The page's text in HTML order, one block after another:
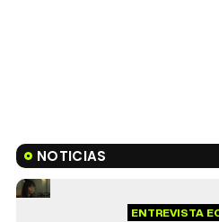
NOTICIAS
ENTREVISTA